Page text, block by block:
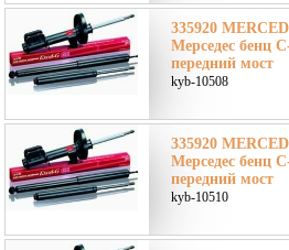
335920
Мерседес бенц
передний мост
kyb-10508
335920
Мерседес бенц
передний мост
kyb-10510